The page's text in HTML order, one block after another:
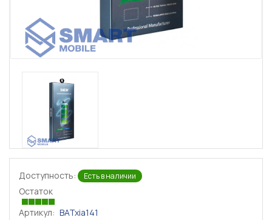
Доступность: Есть в наличии
Остаток
Артикул: BATxia141